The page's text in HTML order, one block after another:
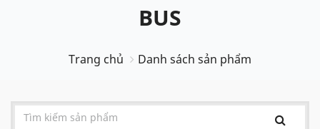
BUS
Trang chủ Danh sách sản phẩm